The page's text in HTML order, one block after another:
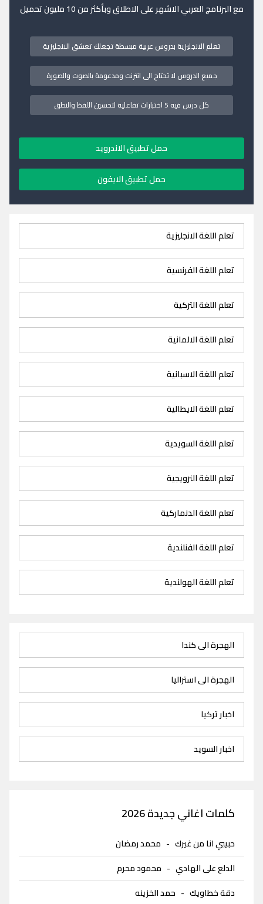
مع البرنامج العربي الاشهر على الاطلاق وبأكثر من 10 مليون تحميل
تعلم الانجليزية بدروس عربية مبسطة تجعلك تعشق الانجليزية
جميع الدروس لا تحتاج الى انترنت ومدعومة بالصوت والصورة
كل درس فيه 5 اختبارات تفاعلية لتحسين اللفظ والنطق
حمل تطبيق الاندرويد
حمل تطبيق الايفون
تعلم اللغة الانجليزية
تعلم اللغة الفرنسية
تعلم اللغة التركية
تعلم اللغة الالمانية
تعلم اللغة الاسبانية
تعلم اللغة الايطالية
تعلم اللغة السويدية
تعلم اللغة النرويجية
تعلم اللغة الدنماركية
تعلم اللغة الفنلندية
تعلم اللغة الهولندية
الهجرة الى كندا
الهجرة الى استراليا
اخبار تركيا
اخبار السويد
كلمات اغاني جديدة 2026
حبيبي انا من غيرك - محمد رمضان
الدلع على الهادي - محمود محرم
دقة خطاويك - حمد الخزينه